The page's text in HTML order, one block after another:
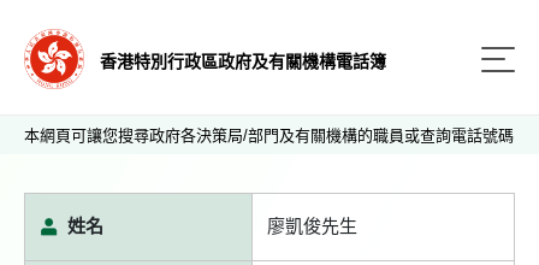
香港特別行政區政府及有關機構電話簿
本網頁可讓您搜尋政府各決策局/部門及有關機構的職員或查詢電話號碼
姓名 廖凱俊先生